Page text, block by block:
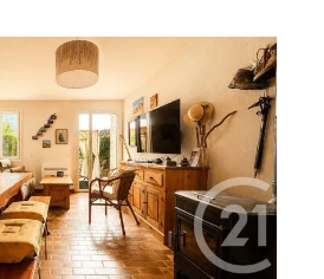
T3 à vendre
€
21 Interalpes vous